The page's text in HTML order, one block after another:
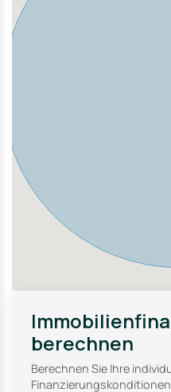
berechnen
Berechnen Sie Ihre
Finanzierungskonditionen